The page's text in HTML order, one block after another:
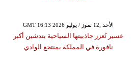
GMT 16:13 2026 الأحد ,12 تموز / يوليو
عسير تُعزز جاذبيتها السياحية بتدشين أكبر
نافورة في المملكة بمنتجع الوادي